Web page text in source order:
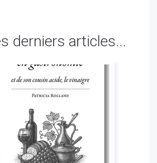
derniers articles...